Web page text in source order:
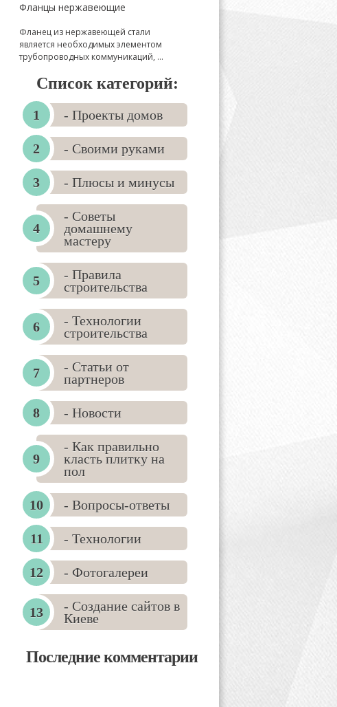
Фланцы нержавеющие
Фланец из нержавеющей стали
является необходимых элементом
трубопроводных коммуникаций, ...
Список категорий:
- Проекты домов
- Своими руками
- Плюсы и минусы
- Советы
домашнему
мастеру
- Правила
строительства
- Технологии
строительства
- Статьи от
партнеров
- Новости
- Как правильно
класть плитку на
пол
- Вопросы-ответы
- Технологии
- Фотогалереи
- Создание сайтов в
Киеве
Последние комментарии